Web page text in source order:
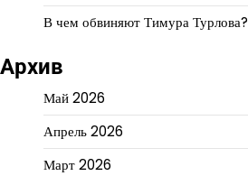
В чем обвиняют Тимура Турлова?
Архив
Май 2026
Апрель 2026
Март 2026